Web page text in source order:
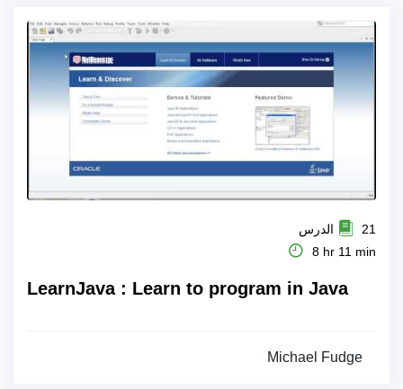
21 الدرس
8 hr 11 min
LearnJava : Learn to program in Java
Michael Fudge